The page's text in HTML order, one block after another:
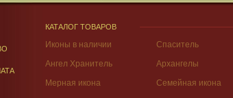
КАТАЛОГ ТОВАРОВ
Иконы в наличии Спаситель
Ангел Хранитель
Архангелы
Мерная икона
Семейная икона